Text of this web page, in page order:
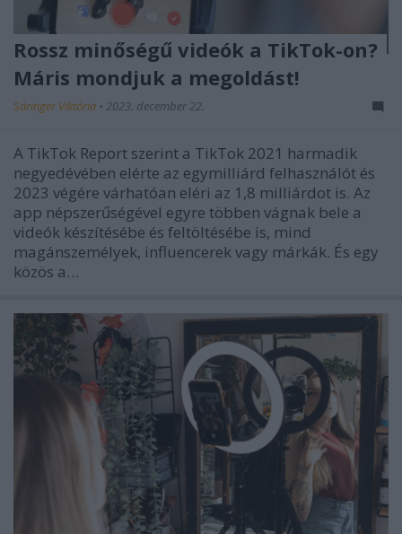
Rossz minőségű videók a TikTok-on?
Máris mondjuk a megoldást!
Sáringer Viktória • 2023. december 22.
A TikTok Report szerint a TikTok 2021 harmadik
negyedévében elérte az egymilliárd felhasználót és
2023 végére várhatóan eléri az 1,8 milliárdot is. Az
app népszerűségével egyre többen vágnak bele a
videók készítésébe és feltöltésébe is, mind
magánszemélyek, influencerek vagy márkák. És egy
közös a…